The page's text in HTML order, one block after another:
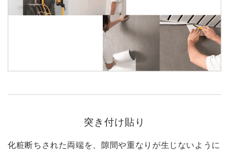
突き付け貼り
化粧断ちされた両端を、隙間や重なりが生じないように